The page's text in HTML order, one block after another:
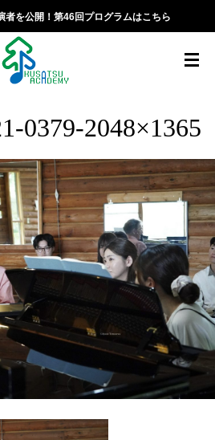
者を公開！第46回プログラムはこちら
0379-2048×1365